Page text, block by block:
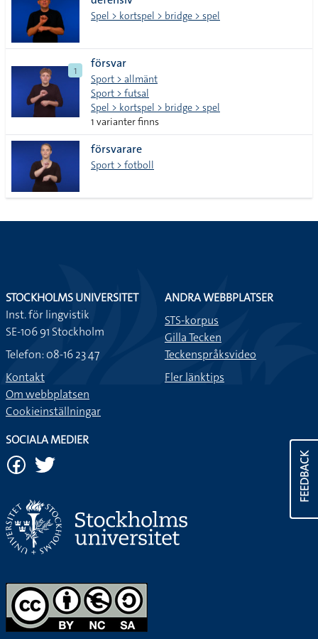
lista
Spel > kortspel > bridge > spel
1 försvar
Sport > allmänt
Sport > futsal
Spel > kortspel > bridge > spel
1 varianter finns
försvarare
Sport > fotboll
FEEDBACK
STOCKHOLMS UNIVERSITET
Inst. för lingvistik
SE-106 91 Stockholm
Telefon: 08-16 23 47
Kontakt
Om webbplatsen
Cookieinställningar
ANDRA WEBBPLATSER
STS-korpus
Gilla Tecken
Teckenspråksvideo
Fler länktips
SOCIALA MEDIER